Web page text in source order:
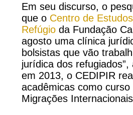
Em seu discurso, o
que o Centro de
Refúgio da Fundação
agosto uma clínica
bolsistas que vão
jurídica dos
em 2013, o CEDIPIR
acadêmicas como
Migrações